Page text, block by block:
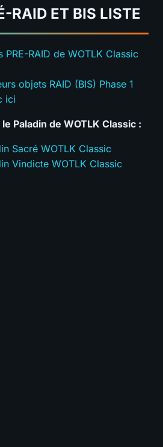
RAID ET BIS LISTE
PRE-RAID de WOTLK Classic
objets RAID (BIS) Phase 1
ici
Paladin de WOTLK Classic :
Sacré WOTLK Classic
Vindicte WOTLK Classic